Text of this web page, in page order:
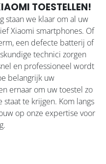
TOESTELLEN!
staan we klaar om al uw
Xiaomi smartphones. Of
een defecte batterij of
technici zorgen
en professioneel wordt
belangrijk uw
ernaar om uw toestel zo
te krijgen. Kom langs
op onze expertise voor